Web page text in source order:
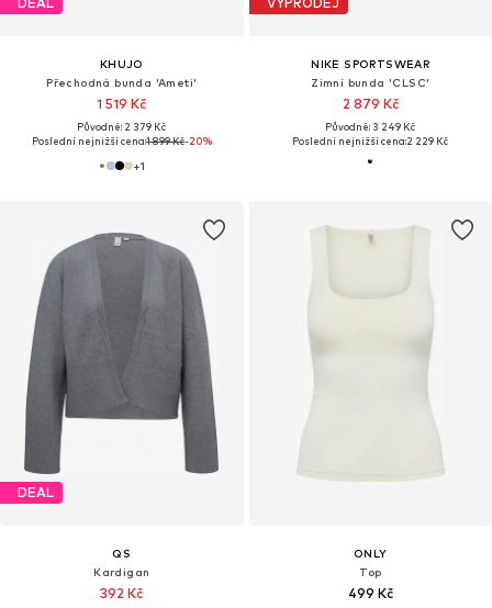
KHUJO
Přechodná bunda 'Ameti'
1 519 Kč
Původně: 2 379 Kč
Poslední nejnižší cena:1 899 Kč-20%
+1
NIKE SPORTSWEAR
Zimní bunda 'CLSC'
2 879 Kč
Původně: 3 249 Kč
Poslední nejnižší cena:2 229 Kč
DEAL
QS
Kardigan
392 Kč
ONLY
Top
499 Kč